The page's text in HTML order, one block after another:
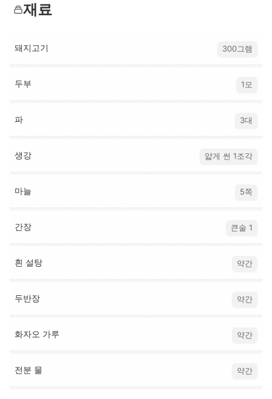
재료
돼지고기 300그램
두부 1모
파 3대
생강 얇게 썬 1조각
마늘 5쪽
간장 큰술 1
흰 설탕 약간
두반장 약간
화자오 가루 약간
전분 물 약간